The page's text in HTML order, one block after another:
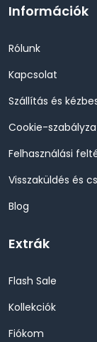
Információk
Rólunk
Kapcsolat
Szállítás és
Cookie-
Felhasználási
Visszaküldés és
Blog
Extrák
Flash Sale
Kollekciók
Fiókom